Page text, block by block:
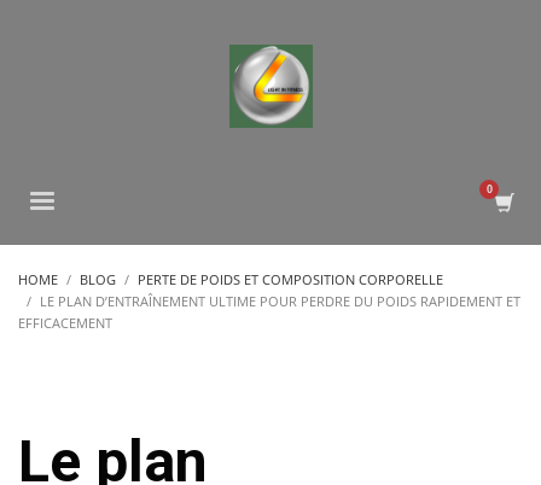
HOME BLOG
PERTE DE POIDS ET COMPOSITION CORPORELLE
LE PLAN D’ENTRAÎNEMENT ULTIME POUR PERDRE DU POIDS RAPIDEMENT ET
EFFICACEMENT
Le plan